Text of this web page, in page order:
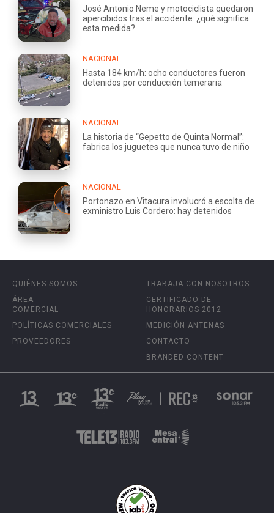
José Antonio Neme y motociclista quedaron
apercibidos tras el accidente: ¿qué significa
esta medida?
NACIONAL
Hasta 184 km/h: ocho conductores fueron
detenidos por conducción temeraria
NACIONAL
La historia de “Gepetto de Quinta Normal”:
fabrica los juguetes que nunca tuvo de niño
NACIONAL
Portonazo en Vitacura involucró a escolta de
exministro Luis Cordero: hay detenidos
QUIÉNES SOMOS
ÁREA
COMERCIAL
POLÍTICAS COMERCIALES
PROVEEDORES
TRABAJA CON NOSOTROS
CERTIFICADO DE
HONORARIOS 2012
MEDICIÓN ANTENAS
CONTACTO
BRANDED CONTENT